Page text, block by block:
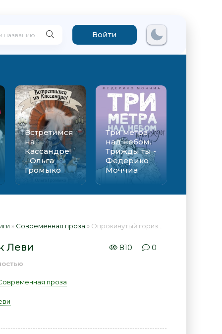
Войти
Встретимся
на
Кассандре!
- Ольга
Громыко
Три метра
над небом.
Трижды ты -
Федерико
Моччиа
» Современная проза » Опрокинутый горизонт - Марк Леви 📕 - Книга онлайн бесплатно
Леви 810 0
проза